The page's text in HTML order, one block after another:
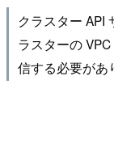
クラスター API
ラスターの
信する必要があ